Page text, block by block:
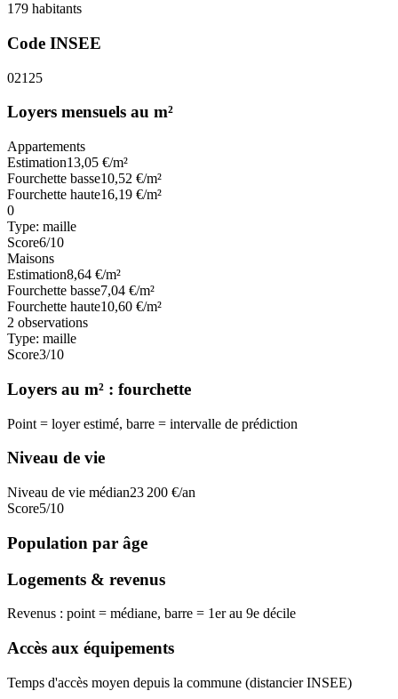
179 habitants
Code INSEE
02125
Loyers mensuels au m²
Appartements
Estimation13,05 €/m²
Fourchette basse10,52 €/m²
Fourchette haute16,19 €/m²
0
Type: maille
Score6/10
Maisons
Estimation8,64 €/m²
Fourchette basse7,04 €/m²
Fourchette haute10,60 €/m²
2 observations
Type: maille
Score3/10
Loyers au m² : fourchette
Point = loyer estimé, barre = intervalle de prédiction
Niveau de vie
Niveau de vie médian23 200 €/an
Score5/10
Population par âge
Logements & revenus
Revenus : point = médiane, barre = 1er au 9e décile
Accès aux équipements
Temps d'accès moyen depuis la commune (distancier INSEE)